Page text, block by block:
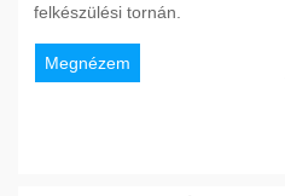
felkészülési tornán.
Megnézem